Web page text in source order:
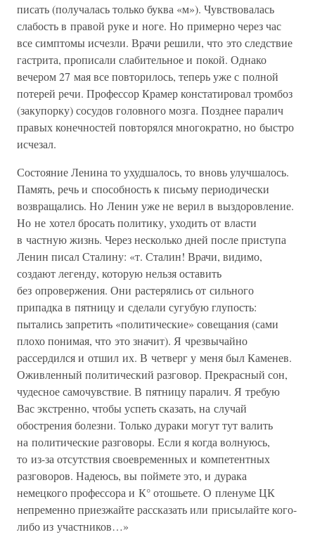
писать (получалась только буква «м»). Чувствовалась
слабость в правой руке и ноге. Но примерно через час
все симптомы исчезли. Врачи решили, что это следствие
гастрита, прописали слабительное и покой. Однако
вечером 27 мая все повторилось, теперь уже с полной
потерей речи. Профессор Крамер констатировал тромбоз
(закупорку) сосудов головного мозга. Позднее паралич
правых конечностей повторялся многократно, но быстро
исчезал.
Состояние Ленина то ухудшалось, то вновь улучшалось.
Память, речь и способность к письму периодически
возвращались. Но Ленин уже не верил в выздоровление.
Но не хотел бросать политику, уходить от власти
в частную жизнь. Через несколько дней после приступа
Ленин писал Сталину: «т. Сталин! Врачи, видимо,
создают легенду, которую нельзя оставить
без опровержения. Они растерялись от сильного
припадка в пятницу и сделали сугубую глупость:
пытались запретить «политические» совещания (сами
плохо понимая, что это значит). Я чрезвычайно
рассердился и отшил их. В четверг у меня был Каменев.
Оживленный политический разговор. Прекрасный сон,
чудесное самочувствие. В пятницу паралич. Я требую
Вас экстренно, чтобы успеть сказать, на случай
обострения болезни. Только дураки могут тут валить
на политические разговоры. Если я когда волнуюсь,
то из-за отсутствия своевременных и компетентных
разговоров. Надеюсь, вы поймете это, и дурака
немецкого профессора и К° отошьете. О пленуме ЦК
непременно приезжайте рассказать или присылайте кого-
либо из участников…»